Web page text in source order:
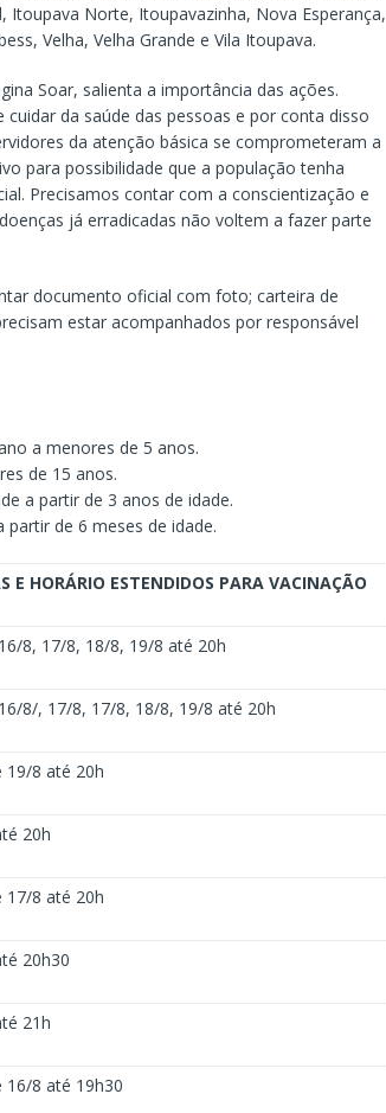
Itoupava Norte, Itoupavazinha, Nova Esperança,
Velha, Velha Grande e Vila Itoupava.
Soar, salienta a importância das ações.
da saúde das pessoas e por conta disso
da atenção básica se comprometeram a
para possibilidade que a população tenha
Precisamos contar com a conscientização e
já erradicadas não voltem a fazer parte
documento oficial com foto; carteira de
estar acompanhados por responsável
a menores de 5 anos.
de 15 anos.
a partir de 3 anos de idade.
de 6 meses de idade.
E HORÁRIO ESTENDIDOS PARA VACINAÇÃO
8, 17/8, 18/8, 19/8 até 20h
8/, 17/8, 17/8, 18/8, 19/8 até 20h
19/8 até 20h
20h
17/8 até 20h
20h30
21h
16/8 até 19h30